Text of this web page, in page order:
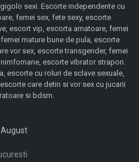
sexi. Escorte independente cu
femei sex, fete sexy, escorte
escort vip, escorta amatoare, femei
mature bune de pula, escorte
vor sex, escorte transgender, femei
escorte vibrator strapon.
escorte cu roluri de sclave sexuale,
care detin si vor sex cu jucarii
si bdsm.